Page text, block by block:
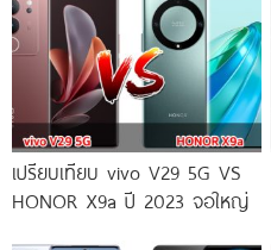
เปรียบเทียบ vivo V29 5G VS
HONOR X9a ปี 2023 จอใหญ่